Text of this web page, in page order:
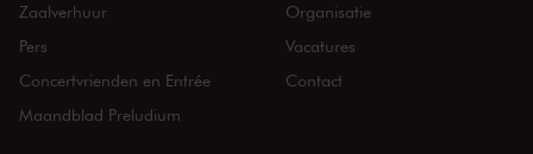
Zaalverhuur
Pers
Concertvrienden en Entrée
Maandblad Preludium
Organisatie
Vacatures
Contact